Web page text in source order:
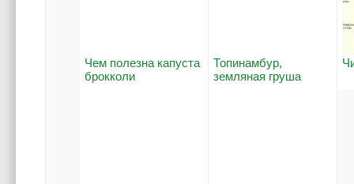
Чем полезна капуста
брокколи
Топинамбур,
земляная груша